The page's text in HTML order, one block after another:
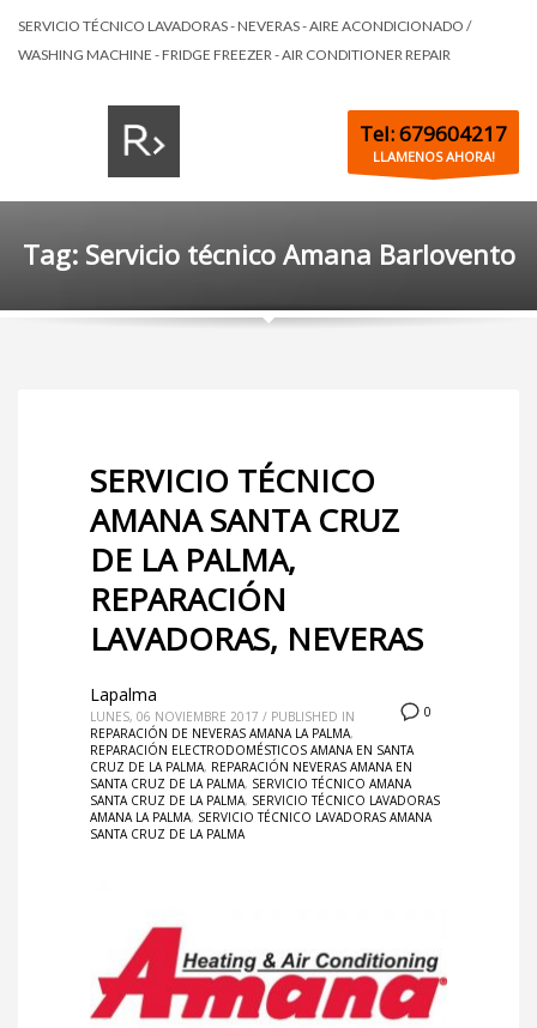
SERVICIO TÉCNICO LAVADORAS - NEVERAS - AIRE ACONDICIONADO /
WASHING MACHINE - FRIDGE FREEZER - AIR CONDITIONER REPAIR
Tel: 679604217
LLAMENOS AHORA!
Tag: Servicio técnico Amana Barlovento
SERVICIO TÉCNICO
AMANA SANTA CRUZ
DE LA PALMA,
REPARACIÓN
LAVADORAS, NEVERAS
0
Lapalma
LUNES, 06 NOVIEMBRE 2017 / PUBLISHED IN
REPARACIÓN DE NEVERAS AMANA LA PALMA,
REPARACIÓN ELECTRODOMÉSTICOS AMANA EN SANTA
CRUZ DE LA PALMA, REPARACIÓN NEVERAS AMANA EN
SANTA CRUZ DE LA PALMA, SERVICIO TÉCNICO AMANA
SANTA CRUZ DE LA PALMA, SERVICIO TÉCNICO LAVADORAS
AMANA LA PALMA, SERVICIO TÉCNICO LAVADORAS AMANA
SANTA CRUZ DE LA PALMA